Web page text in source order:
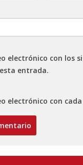
electrónico con los
entrada.
electrónico con